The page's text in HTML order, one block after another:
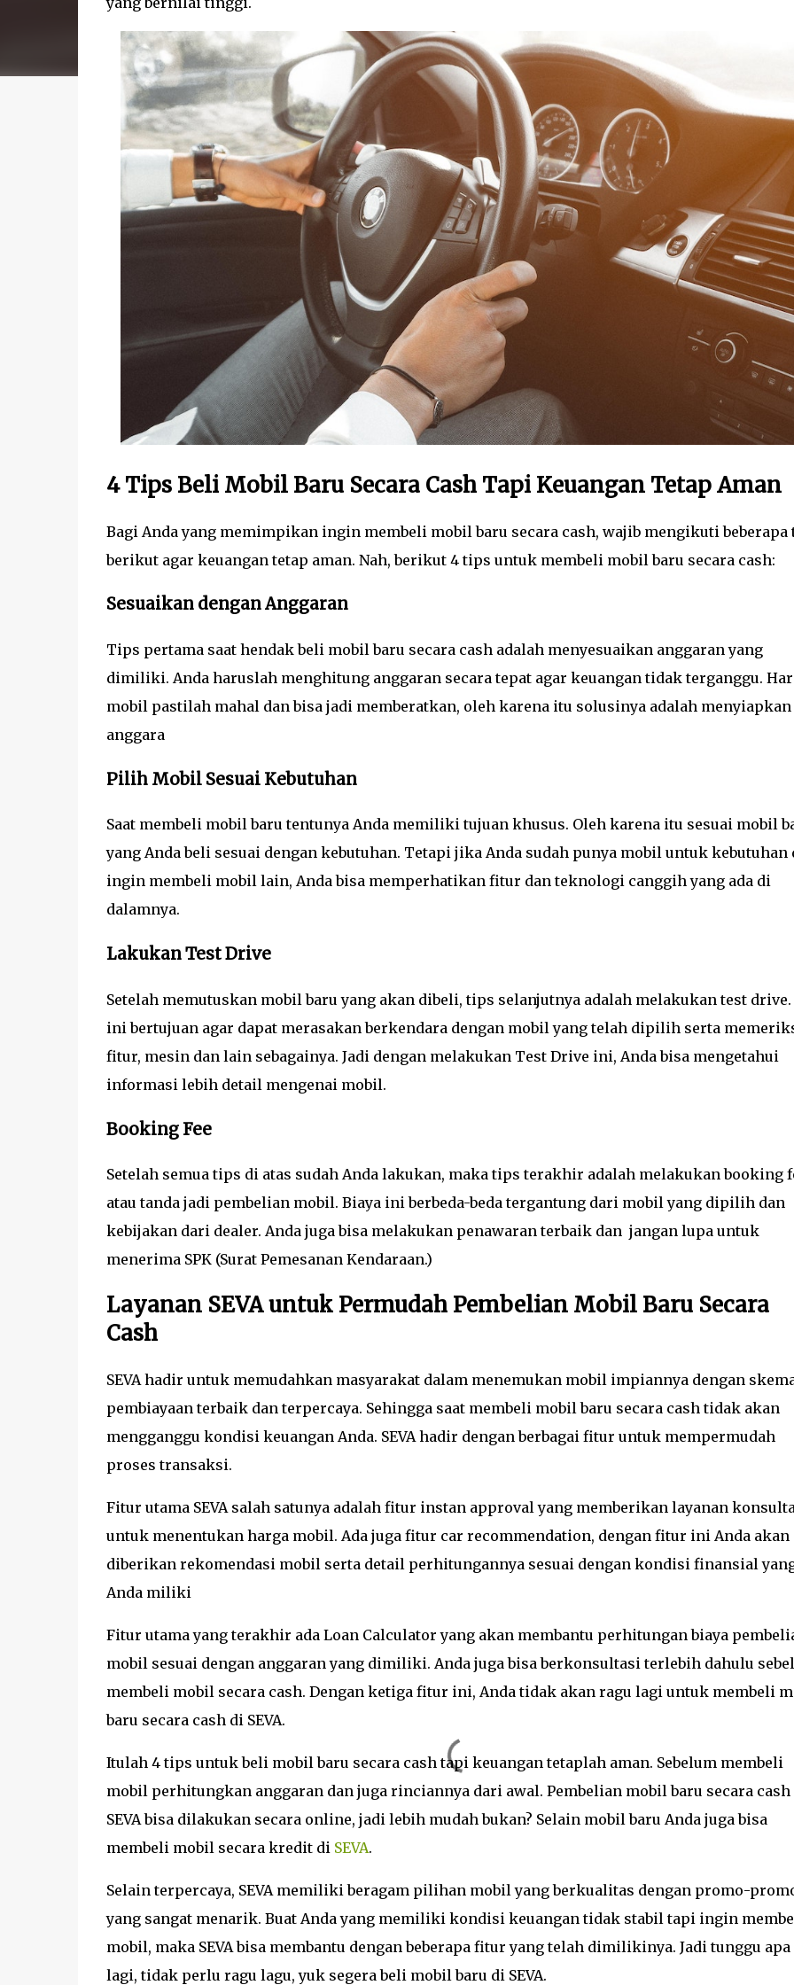
4 Tips Beli Mobil Baru Secara Cash Tapi Keuangan Tetap Aman
Bagi Anda yang memimpikan ingin membeli mobil baru secara cash, wajib mengikuti beberapa
berikut agar keuangan tetap aman. Nah, berikut 4 tips untuk membeli mobil baru secara cash:
Sesuaikan dengan Anggaran
Tips pertama saat hendak beli mobil baru secara cash adalah menyesuaikan anggaran yang
dimiliki. Anda haruslah menghitung anggaran secara tepat agar keuangan tidak terganggu.
mobil pastilah mahal dan bisa jadi memberatkan, oleh karena itu solusinya adalah menyiapkan
anggara
Pilih Mobil Sesuai Kebutuhan
Saat membeli mobil baru tentunya Anda memiliki tujuan khusus. Oleh karena itu sesuai mobil
yang Anda beli sesuai dengan kebutuhan. Tetapi jika Anda sudah punya mobil untuk kebutuhan
ingin membeli mobil lain, Anda bisa memperhatikan fitur dan teknologi canggih yang ada di
dalamnya.
Lakukan Test Drive
Setelah memutuskan mobil baru yang akan dibeli, tips selanjutnya adalah melakukan test drive.
ini bertujuan agar dapat merasakan berkendara dengan mobil yang telah dipilih serta
fitur, mesin dan lain sebagainya. Jadi dengan melakukan Test Drive ini, Anda bisa mengetahui
informasi lebih detail mengenai mobil.
Booking Fee
Setelah semua tips di atas sudah Anda lakukan, maka tips terakhir adalah melakukan booking
atau tanda jadi pembelian mobil. Biaya ini berbeda-beda tergantung dari mobil yang dipilih dan
kebijakan dari dealer. Anda juga bisa melakukan penawaran terbaik dan jangan lupa untuk
menerima SPK (Surat Pemesanan Kendaraan.)
Layanan SEVA untuk Permudah Pembelian Mobil Baru Secara
Cash
SEVA hadir untuk memudahkan masyarakat dalam menemukan mobil impiannya dengan
pembiayaan terbaik dan terpercaya. Sehingga saat membeli mobil baru secara cash tidak akan
mengganggu kondisi keuangan Anda. SEVA hadir dengan berbagai fitur untuk mempermudah
proses transaksi.
Fitur utama SEVA salah satunya adalah fitur instan approval yang memberikan layanan
untuk menentukan harga mobil. Ada juga fitur car recommendation, dengan fitur ini Anda akan
diberikan rekomendasi mobil serta detail perhitungannya sesuai dengan kondisi finansial
Anda miliki
Fitur utama yang terakhir ada Loan Calculator yang akan membantu perhitungan biaya
mobil sesuai dengan anggaran yang dimiliki. Anda juga bisa berkonsultasi terlebih dahulu
membeli mobil secara cash. Dengan ketiga fitur ini, Anda tidak akan ragu lagi untuk membeli
baru secara cash di SEVA.
Itulah 4 tips untuk beli mobil baru secara cash tapi keuangan tetaplah aman. Sebelum membeli
mobil perhitungkan anggaran dan juga rinciannya dari awal. Pembelian mobil baru secara cash
SEVA bisa dilakukan secara online, jadi lebih mudah bukan? Selain mobil baru Anda juga bisa
membeli mobil secara kredit di SEVA.
Selain terpercaya, SEVA memiliki beragam pilihan mobil yang berkualitas dengan promo-
yang sangat menarik. Buat Anda yang memiliki kondisi keuangan tidak stabil tapi ingin
mobil, maka SEVA bisa membantu dengan beberapa fitur yang telah dimilikinya. Jadi tunggu apa
lagi, tidak perlu ragu lagu, yuk segera beli mobil baru di SEVA.